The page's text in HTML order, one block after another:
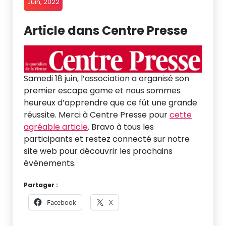
Article dans Centre Presse
Samedi 18 juin, l’association a organisé son
premier escape game et nous sommes
heureux d’apprendre que ce fût une grande
réussite. Merci à Centre Presse pourcette
agréable article. Bravo à tous les
participants et restez connecté sur notre
site web pour découvrir les prochains
évènements.
Partager :
Facebook X